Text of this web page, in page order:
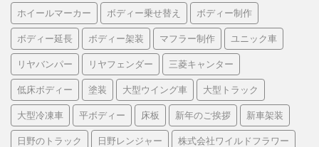
ホイールマーカー ボディー乗せ替え ボディー制作
ボディー延長 ボディー架装 マフラー制作 ユニック車
リヤバンパー リヤフェンダー 三菱キャンター
低床ボディー 塗装 大型ウイング車 大型トラック
大型冷凍車 平ボディー 床板 新年のご挨拶 新車架装
日野のトラック 日野レンジャー 株式会社ワイルドフラワー